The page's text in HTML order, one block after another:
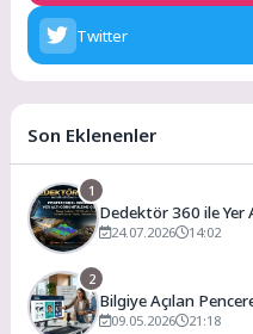
Twitter
Son Eklenenler
1
Dedektör 360 ile Yer
24.07.2026 14:02
2
Bilgiye Açılan
Keşfedin
09.05.2026 21:18